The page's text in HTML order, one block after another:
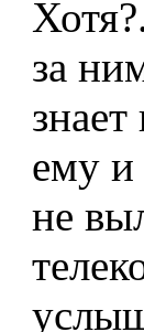
за
ему
не